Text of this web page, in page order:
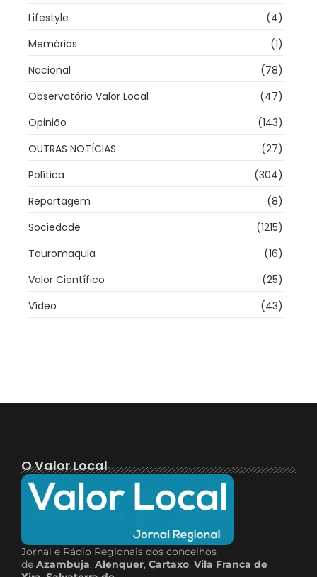
Lifestyle
(4)
Memórias
(1)
Nacional
(78)
Observatório Valor Local
(47)
Opinião
(143)
OUTRAS NOTÍCIAS
(27)
Política
(304)
Reportagem
(8)
Sociedade
(1215)
Tauromaquia
(16)
Valor Científico
(25)
Vídeo
(43)
O Valor Local
Jornal e Rádio Regionais dos concelhos
de Azambuja, Alenquer, Cartaxo, Vila Franca de